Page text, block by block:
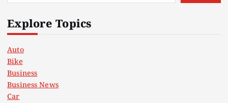
Explore Topics
Auto
Bike
Business
Business News
Car